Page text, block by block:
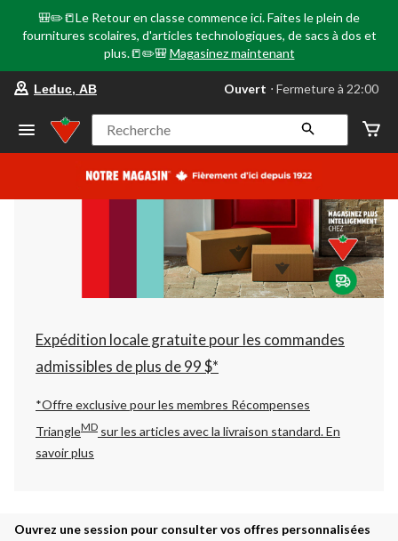
🎒✏️📒Le Retour en classe commence ici. Faites le plein de
fournitures scolaires, d'articles technologiques, de sacs à dos et
plus.📒✏️🎒 Magasinez maintenant
votre
préféré
Leduc,
AB,
courament
Fermeture
à
22:00
cliquer
pour
changer
Leduc, AB Ouvert ⋅ Fermeture à 22:00
Recherche
Expédition locale gratuite pour les commandes
admissibles de plus de 99 $*
*Offre exclusive pour les membres Récompenses
TriangleMD sur les articles avec la livraison standard.En
savoir plus
Ouvrez une session pour consulter vos offres personnalisées